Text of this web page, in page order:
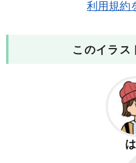
利用規約
このイラス